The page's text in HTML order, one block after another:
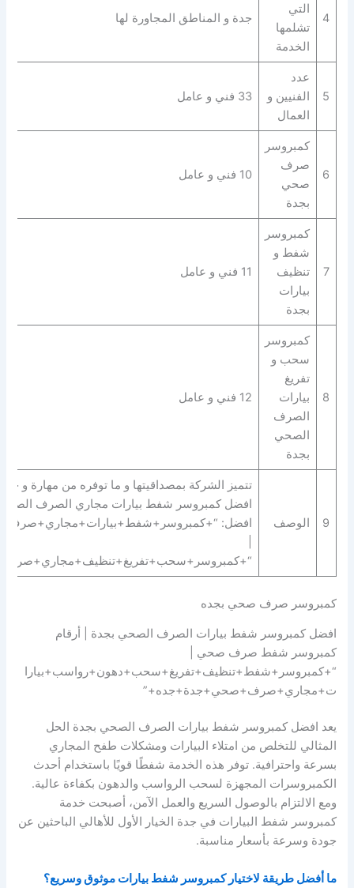
4
التي
تشلمها
الخدمة
جدة و المناطق المجاورة لها
5
عدد
الفنيين و
العمال
33 فني و عامل
6
كمبروسر
صرف
صحي
بجدة
10 فني و عامل
7
كمبروسر
شفط و
تنظيف
بيارات
بجدة
11 فني و عامل
8
كمبروسر
سحب و
تفريغ
بيارات
الصرف
الصحي
بجدة
12 فني و عامل
9 الوصف
تتميز الشركة بمصداقيتها و ما توفره من مهارة و
افضل كمبروسر شفط بيارات مجاري الصرف الصحي
افضل:
كمبروسر صرف صحي بجده
افضل كمبروسر شفط بيارات الصرف الصحي بجدة | أرقام
كمبروسر شفط صرف صحي |
“+كمبروسر+شفط+تنظيف+تفريغ+سحب+دهون+رواسب+بيارا
ت+مجاري+صرف+صحي+جدة+جده+”
يعد افضل كمبروسر شفط بيارات الصرف الصحي بجدة الحل
المثالي للتخلص من امتلاء البيارات ومشكلات طفح المجاري
بسرعة واحترافية. توفر هذه الخدمة شفطًا قويًا باستخدام أحدث
الكمبروسرات المجهزة لسحب الرواسب والدهون بكفاءة عالية.
ومع الالتزام بالوصول السريع والعمل الآمن، أصبحت خدمة
كمبروسر شفط البيارات في جدة الخيار الأول للأهالي الباحثين عن
جودة وسرعة بأسعار مناسبة.
ما أفضل طريقة لاختيار كمبروسر شفط بيارات موثوق وسريع؟